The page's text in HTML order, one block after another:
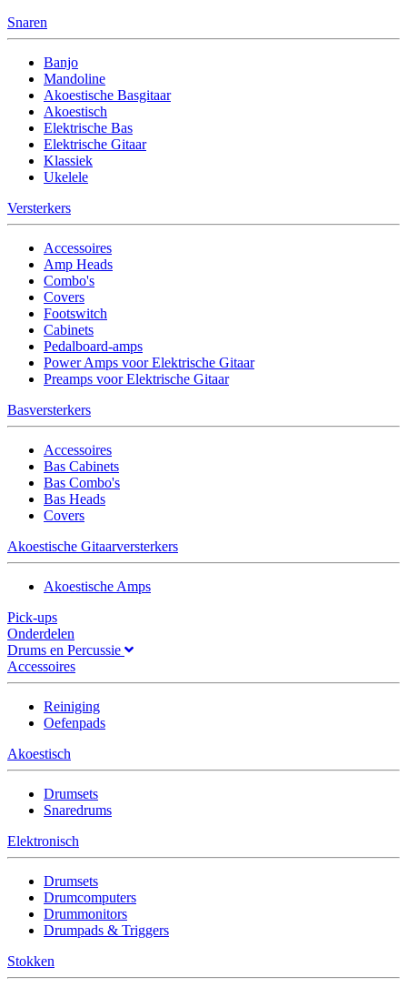
Snaren
Banjo
Mandoline
Akoestische Basgitaar
Akoestisch
Elektrische Bas
Elektrische Gitaar
Klassiek
Ukelele
Versterkers
Accessoires
Amp Heads
Combo's
Covers
Footswitch
Cabinets
Pedalboard-amps
Power Amps voor Elektrische Gitaar
Preamps voor Elektrische Gitaar
Basversterkers
Accessoires
Bas Cabinets
Bas Combo's
Bas Heads
Covers
Akoestische Gitaarversterkers
Akoestische Amps
Pick-ups
Onderdelen
Drums en Percussie
Accessoires
Reiniging
Oefenpads
Akoestisch
Drumsets
Snaredrums
Elektronisch
Drumsets
Drumcomputers
Drummonitors
Drumpads & Triggers
Stokken